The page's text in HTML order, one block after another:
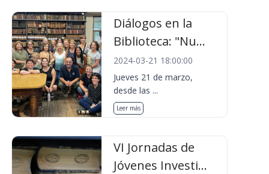
Diálogos en la
Biblioteca: "Nu...
2024-03-21 18:00:00
Jueves 21 de marzo,
desde las ...
Leer más
VI Jornadas de
Jóvenes Investi...